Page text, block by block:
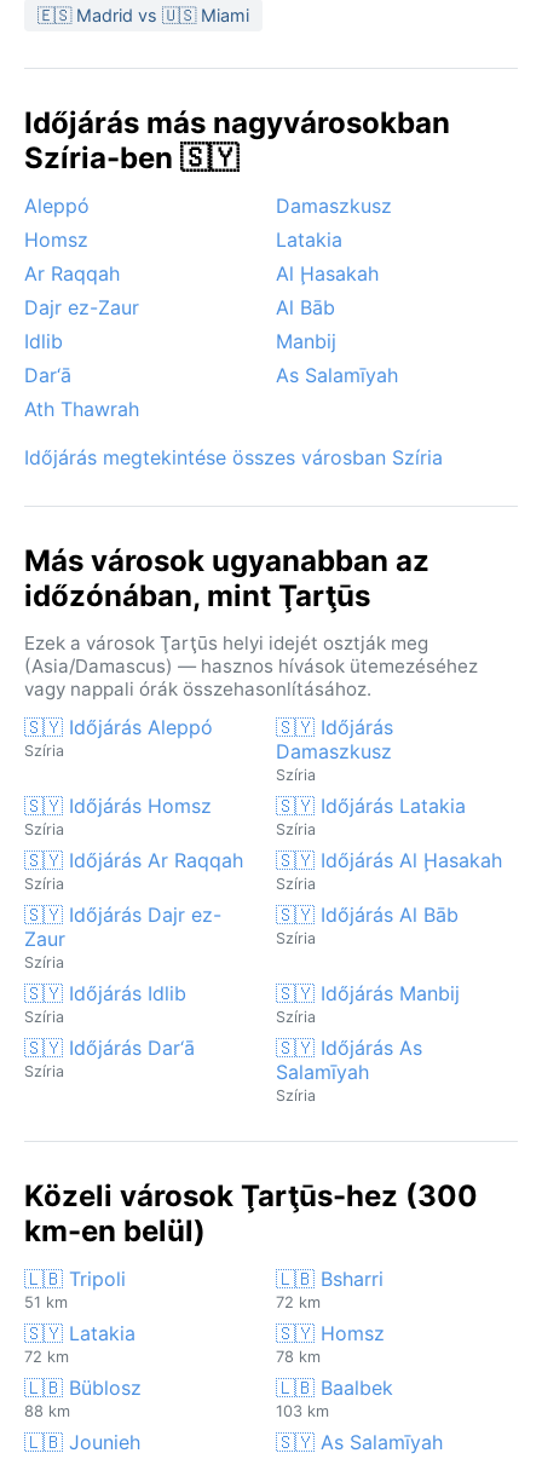
a jellemzők. Különleges időjárási jelenségként ritkán
🇪🇸 Madrid vs 🇺🇸 Miami
Időjárás más nagyvárosokban
Szíria-ben 🇸🇾
Aleppó
Damaszkusz
Homsz
Latakia
Ar Raqqah
Al Ḩasakah
Dajr ez-Zaur
Al Bāb
Idlib
Manbij
Dar‘ā
As Salamīyah
Ath Thawrah
Időjárás megtekintése összes városban Szíria
Más városok ugyanabban az
időzónában, mint Ţarţūs
Ezek a városok Ţarţūs helyi idejét osztják meg
(Asia/Damascus) — hasznos hívások ütemezéséhez
vagy nappali órák összehasonlításához.
🇸🇾 Időjárás Aleppó
Szíria
🇸🇾 Időjárás
Damaszkusz
Szíria
🇸🇾 Időjárás Homsz
Szíria
🇸🇾 Időjárás Latakia
Szíria
🇸🇾 Időjárás Ar Raqqah
Szíria
🇸🇾 Időjárás Al Ḩasakah
Szíria
🇸🇾 Időjárás Dajr ez-
Zaur
Szíria
🇸🇾 Időjárás Al Bāb
Szíria
🇸🇾 Időjárás Idlib
Szíria
🇸🇾 Időjárás Manbij
Szíria
🇸🇾 Időjárás Dar‘ā
Szíria
🇸🇾 Időjárás As
Salamīyah
Szíria
Közeli városok Ţarţūs-hez (300
km-en belül)
🇱🇧 Tripoli
51 km
🇱🇧 Bsharri
72 km
🇸🇾 Latakia
72 km
🇸🇾 Homsz
78 km
🇱🇧 Büblosz
88 km
🇱🇧 Baalbek
103 km
🇱🇧 Jounieh 🇸🇾 As Salamīyah